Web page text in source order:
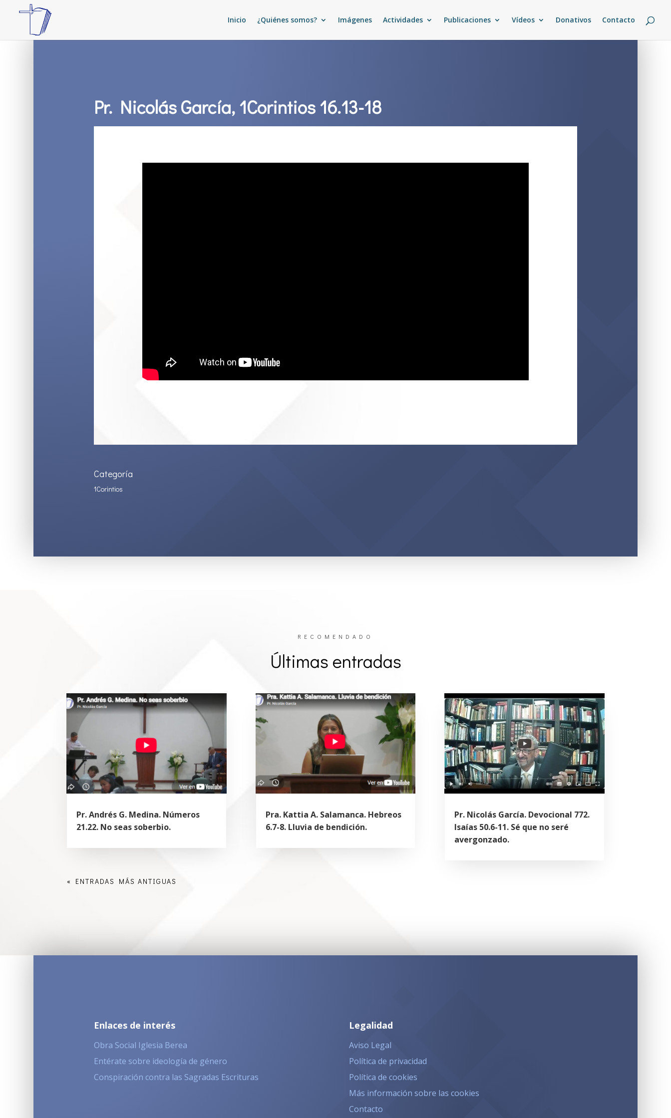
Inicio ¿Quiénes somos? Imágenes Actividades Publicaciones Vídeos Donativos Contacto
Pr. Nicolás García, 1Corintios 16.13-18
Categoría
1Corintios
RECOMENDADO
Últimas entradas
Pr. Andrés G. Medina. Números
21.22. No seas soberbio.
Pra. Kattia A. Salamanca. Hebreos
6.7-8. Lluvia de bendición.
Pr. Nicolás García. Devocional 772.
Isaías 50.6-11. Sé que no seré
avergonzado.
« ENTRADAS MÁS ANTIGUAS
Enlaces de interés
Obra Social Iglesia Berea
Entérate sobre ideología de género
Conspiración contra las Sagradas Escrituras
Legalidad
Aviso Legal
Política de privacidad
Política de cookies
Más información sobre las cookies
Contacto